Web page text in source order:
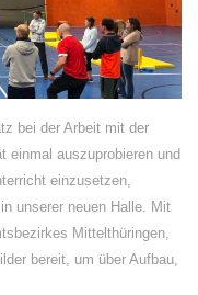
bei der Arbeit mit der
einmal auszuprobieren und
einzusetzen,
unserer neuen Halle. Mit
Mittelthüringen,
bereit, um über Aufbau,